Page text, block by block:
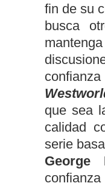
fin de su
busca
que sea
calidad
serie
George